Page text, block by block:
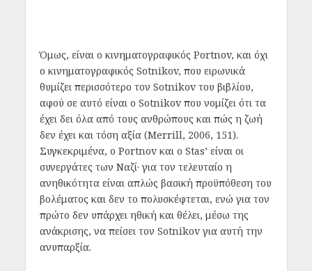
Όμως, είναι ο κινηματογραφικός Portnov, και όχι
ο κινηματογραφικός Sotnikov, που ειρωνικά
θυμίζει περισσότερο τον Sotnikov του βιβλίου,
αφού σε αυτό είναι ο Sotnikov που νομίζει ότι τα
έχει δει όλα από τους ανθρώπους και πώς η ζωή
δεν έχει και τόση αξία (Merrill, 2006, 151).
Συγκεκριμένα, ο Portnov και ο Stas’ είναι οι
συνεργάτες των Ναζί· για τον τελευταίο η
ανηθικότητα είναι απλώς βασική προϋπόθεση του
βολέματος και δεν το πολυσκέφτεται, ενώ για τον
πρώτο δεν υπάρχει ηθική και θέλει, μέσω της
ανάκρισης, να πείσει τον Sotnikov για αυτή την
ανυπαρξία.